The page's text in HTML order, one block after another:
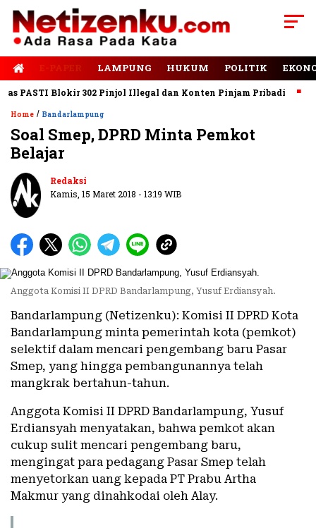
E-PAPER LAMPUNG HUKUM POLITIK
PASTI Blokir 302 Pinjol Illegal dan Konten Pinjam Pribadi
Home / Bandarlampung
Soal Smep, DPRD Minta Pemkot
Belajar
Redaksi
Kamis, 15 Maret 2018 - 13:19 WIB
Anggota Komisi II DPRD Bandarlampung, Yusuf Erdiansyah.
Bandarlampung (Netizenku): Komisi II DPRD Kota
Bandarlampung minta pemerintah kota (pemkot)
selektif dalam mencari pengembang baru Pasar
Smep, yang hingga pembangunannya telah
mangkrak bertahun-tahun.
Anggota Komisi II DPRD Bandarlampung, Yusuf
Erdiansyah menyatakan, bahwa pemkot akan
cukup sulit mencari pengembang baru,
mengingat para pedagang Pasar Smep telah
menyetorkan uang kepada PT Prabu Artha
Makmur yang dinahkodai oleh Alay.